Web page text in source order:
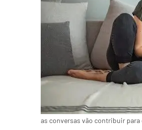
as conversas vão contribuir para